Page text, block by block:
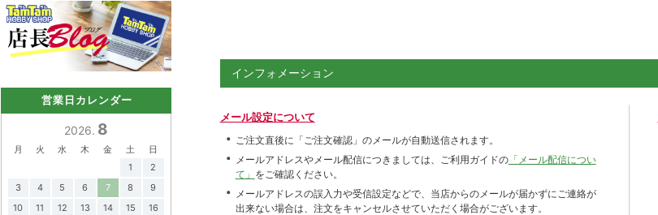
インフォメーション
メール設定について
ご注文直後に「ご注文確認」のメールが自動送信されます。
メールアドレスやメール配信につきましては、ご利用ガイドの「メール配信につい
て」 をご確認ください。
メールアドレスの誤入力や受信設定などで、当店からのメールが届かずにご連絡が
出来ない場合は、注文をキャンセルさせていただく場合がございます。
営業日カレンダー
2026. 8
月 火 水 木 金 土
日
1
2
3
4 5 6 7 8
9
10
11 12 13 14 15
16